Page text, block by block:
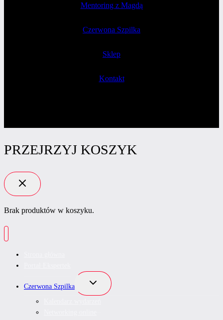
Mentoring z Magdą
Czerwona Szpilka
Sklep
Kontakt
PRZEJRZYJ KOSZYK
Brak produktów w koszyku.
Czerwona Szpilka
Przełącz
podrzędne